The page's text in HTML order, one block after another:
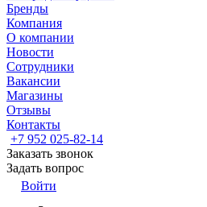
Бренды
Компания
О компании
Новости
Сотрудники
Вакансии
Магазины
Отзывы
Контакты
+7 952 025-82-14
Заказать звонок
Задать вопрос
Войти